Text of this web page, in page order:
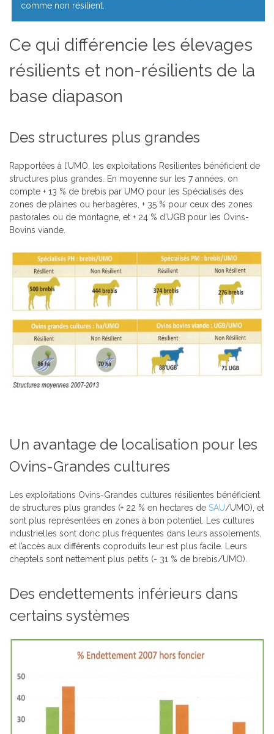
comme non résilient.
Ce qui différencie les élevages
résilients et non-résilients de la
base diapason
Des structures plus grandes
Rapportées à l’UMO, les exploitations Resilientes bénéficient de
structures plus grandes. En moyenne sur les 7 années, on
compte + 13 % de brebis par UMO pour les Spécialisés des
zones de plaines ou herbagères, + 35 % pour ceux des zones
pastorales ou de montagne, et + 24 % d’UGB pour les Ovins-
Bovins viande.
Un avantage de localisation pour les
Ovins-Grandes cultures
Les exploitations Ovins-Grandes cultures résilientes bénéficient
de structures plus grandes (+ 22 % en hectares de SAU/UMO), et
sont plus représentées en zones à bon potentiel. Les cultures
industrielles sont donc plus fréquentes dans leurs assolements,
et l’accès aux différents coproduits leur est plus facile. Leurs
cheptels sont nettement plus petits (- 31 % de brebis/UMO).
Des endettements inférieurs dans
certains systèmes